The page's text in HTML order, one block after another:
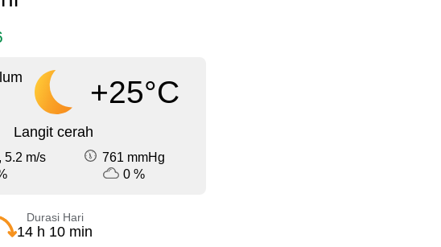
+25°C
Langit cerah
5.2 m/s
761 mmHg
0 %
Durasi Hari
14 h 10 min